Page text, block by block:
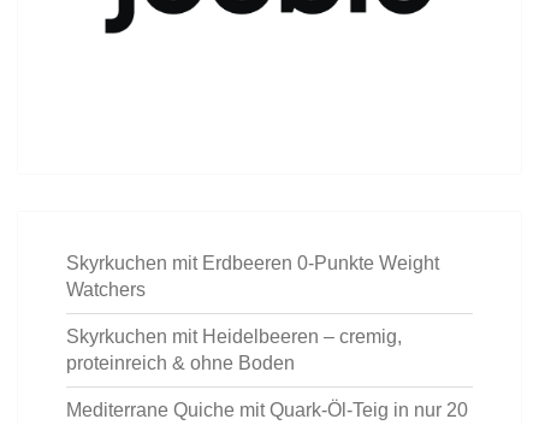
Skyrkuchen mit Erdbeeren 0-Punkte Weight
Watchers
Skyrkuchen mit Heidelbeeren – cremig,
proteinreich & ohne Boden
Mediterrane Quiche mit Quark-Öl-Teig in nur 20